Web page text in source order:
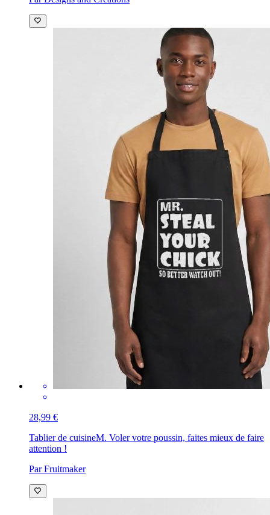
28,99 €
Tablier de cuisineM. Voler votre poussin, faites mieux de faire
attention !
Par Fruitmaker